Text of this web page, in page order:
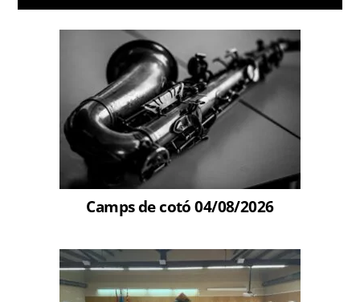
Camps de cotó 04/08/2026